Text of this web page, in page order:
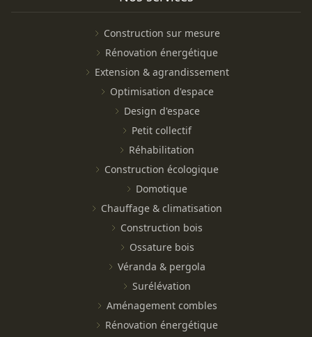
Construction sur mesure
Rénovation énergétique
Extension & agrandissement
Optimisation d'espace
Design d'espace
Petit collectif
Réhabilitation
Construction écologique
Domotique
Chauffage & climatisation
Construction bois
Ossature bois
Véranda & pergola
Surélévation
Aménagement combles
Rénovation énergétique